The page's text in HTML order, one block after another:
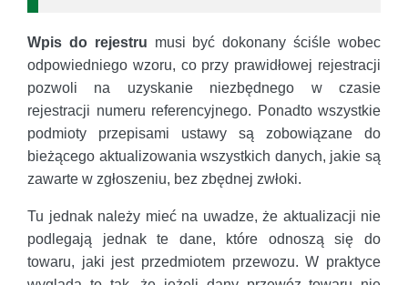
Wpis do rejestru musi być dokonany ściśle wobec
odpowiedniego wzoru, co przy prawidłowej rejestracji
pozwoli na uzyskanie niezbędnego w czasie
rejestracji numeru referencyjnego. Ponadto wszystkie
podmioty przepisami ustawy są zobowiązane do
bieżącego aktualizowania wszystkich danych, jakie są
zawarte w zgłoszeniu, bez zbędnej zwłoki.
Tu jednak należy mieć na uwadze, że aktualizacji nie
podlegają jednak te dane, które odnoszą się do
towaru, jaki jest przedmiotem przewozu. W praktyce